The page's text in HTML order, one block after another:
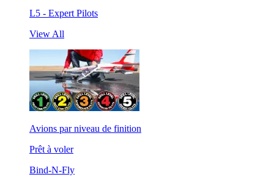
L5 - Expert Pilots
View All
Avions par niveau de finition
Prêt à voler
Bind-N-Fly